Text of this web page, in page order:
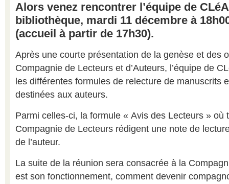
Alors venez rencontrer l’équipe de
bibliothèque, mardi 11 décembre à
(accueil à partir de 17h30).
Après une courte présentation de la genèse et des
Compagnie de Lecteurs et d’Auteurs, l’équipe de
les différentes formules de relecture de manuscrits
destinées aux auteurs.
Parmi celles-ci, la formule « Avis des Lecteurs » où
Compagnie de Lecteurs rédigent une note de
de l’auteur.
La suite de la réunion sera consacrée à la
est son fonctionnement, comment devenir